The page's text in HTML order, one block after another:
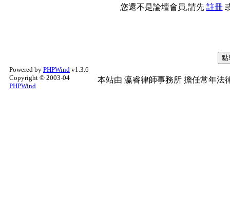
您還不是論壇會員,請先 註冊
Powered by PHPWind v1.3.6
Copyright © 2003-04
PHPWind
本站由 瀛睿律師事務所 擔任常年法